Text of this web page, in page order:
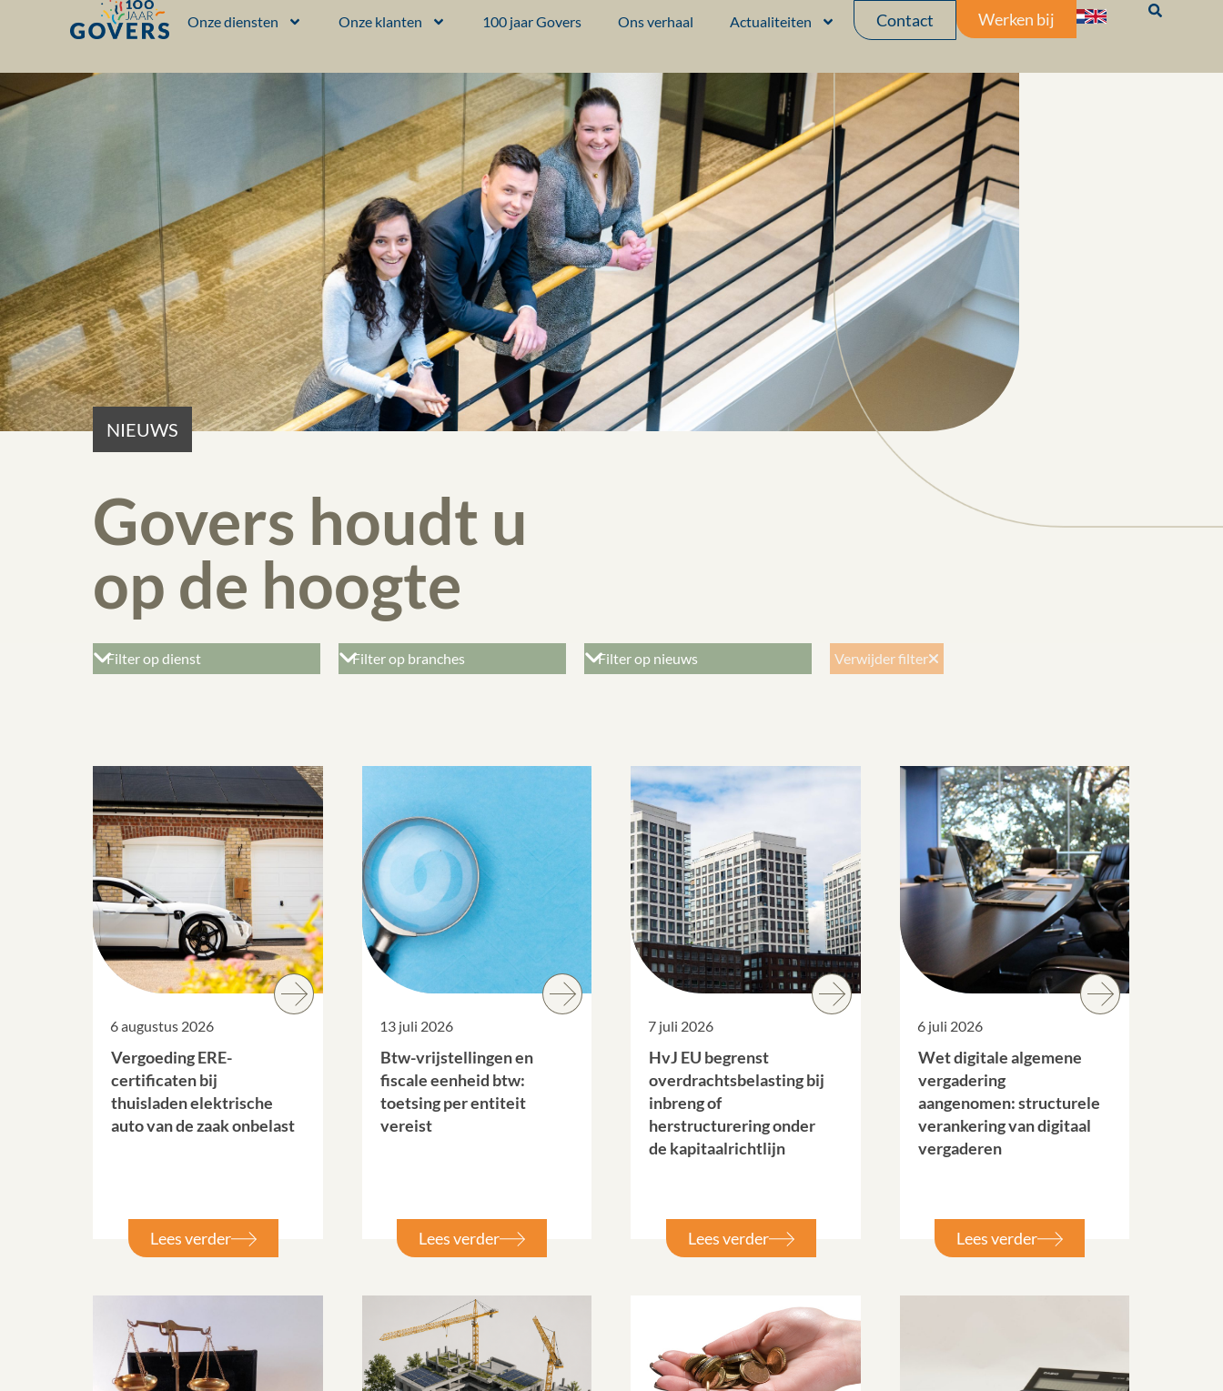
Onze diensten Onze klanten 100 jaar Govers Ons verhaal Actualiteiten Contact Werken bij
NIEUWS
Govers houdt u
op de hoogte
Verwijder filter
6 augustus 2026
Vergoeding ERE-
certificaten bij
thuisladen elektrische
auto van de zaak onbelast
Lees verder
13 juli 2026
Btw-vrijstellingen en
fiscale eenheid btw:
toetsing per entiteit
vereist
Lees verder
7 juli 2026
HvJ EU begrenst
overdrachtsbelasting bij
inbreng of
herstructurering onder
de kapitaalrichtlijn
Lees verder
6 juli 2026
Wet digitale algemene
vergadering
aangenomen: structurele
verankering van digitaal
vergaderen
Lees verder